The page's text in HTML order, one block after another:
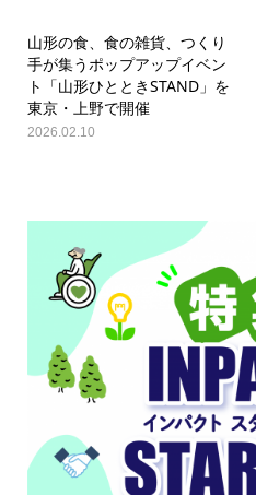
山形の食、食の雑貨、つくり
手が集うポップアップイベン
ト「山形ひとときSTAND」を
東京・上野で開催
2026.02.10